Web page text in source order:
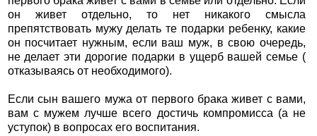
он живет отдельно, то нет никакого смысла
препятствовать мужу делать те подарки ребенку, какие
он посчитает нужным, если ваш муж, в свою очередь,
не делает эти дорогие подарки в ущерб вашей семье (
отказываясь от необходимого).
Если сын вашего мужа от первого брака живет с вами,
вам с мужем лучше всего достичь компромисса (а не
уступок) в вопросах его воспитания.